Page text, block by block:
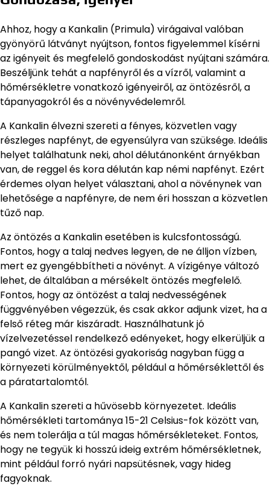
Ahhoz, hogy a Kankalin (Primula) virágaival valóban
gyönyörű látványt nyújtson, fontos figyelemmel kísérni
az igényeit és megfelelő gondoskodást nyújtani számára.
Beszéljünk tehát a napfényről és a vízről, valamint a
hőmérsékletre vonatkozó igényeiről, az öntözésről, a
tápanyagokról és a növényvédelemről.
A Kankalin élvezni szereti a fényes, közvetlen vagy
részleges napfényt, de egyensúlyra van szüksége. Ideális
helyet találhatunk neki, ahol délutánonként árnyékban
van, de reggel és kora délután kap némi napfényt. Ezért
érdemes olyan helyet választani, ahol a növénynek van
lehetősége a napfényre, de nem éri hosszan a közvetlen
tűző nap.
Az öntözés a Kankalin esetében is kulcsfontosságú.
Fontos, hogy a talaj nedves legyen, de ne álljon vízben,
mert ez gyengébbítheti a növényt. A vízigénye változó
lehet, de általában a mérsékelt öntözés megfelelő.
Fontos, hogy az öntözést a talaj nedvességének
függvényében végezzük, és csak akkor adjunk vizet, ha a
felső réteg már kiszáradt. Használhatunk jó
vízelvezetéssel rendelkező edényeket, hogy elkerüljük a
pangó vizet. Az öntözési gyakoriság nagyban függ a
környezeti körülményektől, például a hőmérséklettől és
a páratartalomtól.
A Kankalin szereti a hűvösebb környezetet. Ideális
hőmérsékleti tartománya 15-21 Celsius-fok között van,
és nem tolerálja a túl magas hőmérsékleteket. Fontos,
hogy ne tegyük ki hosszú ideig extrém hőmérsékletnek,
mint például forró nyári napsütésnek, vagy hideg
fagyoknak.